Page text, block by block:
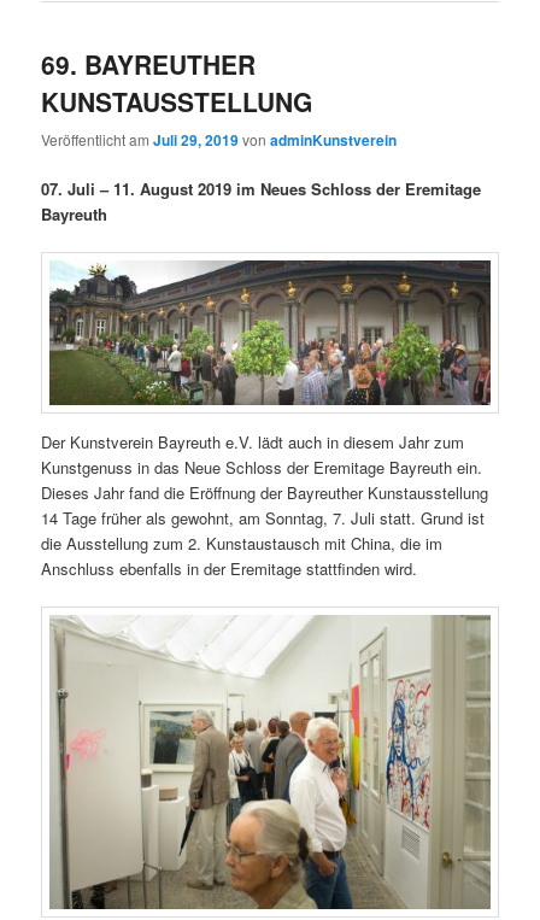
69. BAYREUTHER
KUNSTAUSSTELLUNG
Veröffentlicht amJuli 29, 2019vonadminKunstverein
07. Juli – 11. August 2019 im Neues Schloss der Eremitage
Bayreuth
Der Kunstverein Bayreuth e.V. lädt auch in diesem Jahr zum
Kunstgenuss in das Neue Schloss der Eremitage Bayreuth ein.
Dieses Jahr fand die Eröffnung der Bayreuther Kunstausstellung
14 Tage früher als gewohnt, am Sonntag, 7. Juli statt. Grund ist
die Ausstellung zum 2. Kunstaustausch mit China, die im
Anschluss ebenfalls in der Eremitage stattfinden wird.